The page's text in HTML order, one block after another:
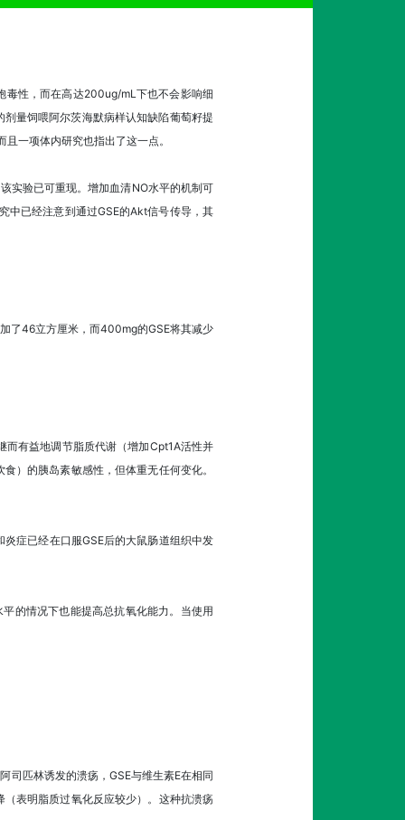
毒性，而在高达200ug/mL下也不会影响细
量饲喂阿尔茨海默病样认知缺陷葡萄籽提
一项体内研究也指出了这一点。
实验已可重现。增加血清NO水平的机制可
中已经注意到通过GSE的Akt信号传导，其
了46立方厘米，而400mg的GSE将其减少
而有益地调节脂质代谢（增加Cpt1A活性并
）的胰岛素敏感性，但体重无任何变化。
症已经在口服GSE后的大鼠肠道组织中发
的情况下也能提高总抗氧化能力。当使用
司匹林诱发的溃疡，GSE与维生素E在相同
表明脂质过氧化反应较少）。这种抗溃疡